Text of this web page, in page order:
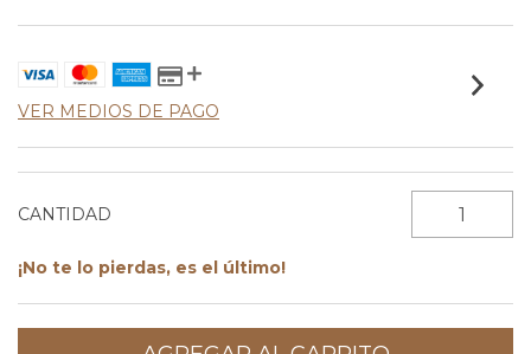
VER MEDIOS DE PAGO
CANTIDAD
¡No te lo pierdas, es el último!